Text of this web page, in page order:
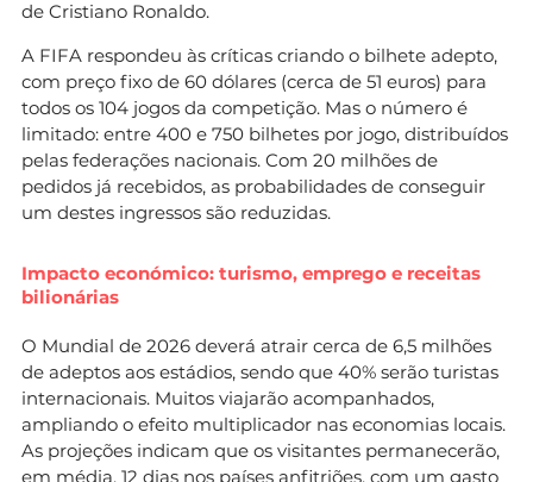
de Cristiano Ronaldo.
A FIFA respondeu às críticas criando o bilhete adepto,
com preço fixo de 60 dólares (cerca de 51 euros) para
todos os 104 jogos da competição. Mas o número é
limitado: entre 400 e 750 bilhetes por jogo, distribuídos
pelas federações nacionais. Com 20 milhões de
pedidos já recebidos, as probabilidades de conseguir
um destes ingressos são reduzidas.
Impacto económico: turismo, emprego e receitas
bilionárias
O Mundial de 2026 deverá atrair cerca de 6,5 milhões
de adeptos aos estádios, sendo que 40% serão turistas
internacionais. Muitos viajarão acompanhados,
ampliando o efeito multiplicador nas economias locais.
As projeções indicam que os visitantes permanecerão,
em média, 12 dias nos países anfitriões, com um gasto